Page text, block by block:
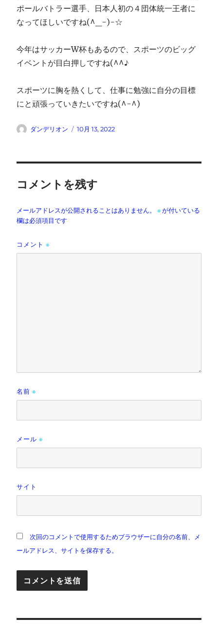
ポールバトラー選手、日本人初の４団体統一王者に
なってほしいですね(^_-)-☆
今年はサッカーW杯もあるので、スポーツのビッグ
イベントが目白押しですね(^^♪
スポーツに胸を熱くして、仕事に勉強に自分の目標
にと頑張っていきたいですね(^-^)
投
ダンデリオン
投
10月 13, 2022
コメントを残す
メールアドレスが公開されることはありません。 ※が付いている
欄は必須項目です
コメント※
名前※
メール※
サイト
次回のコメントで使用するためブラウザーに自分の名前、メ
ールアドレス、サイトを保存する。